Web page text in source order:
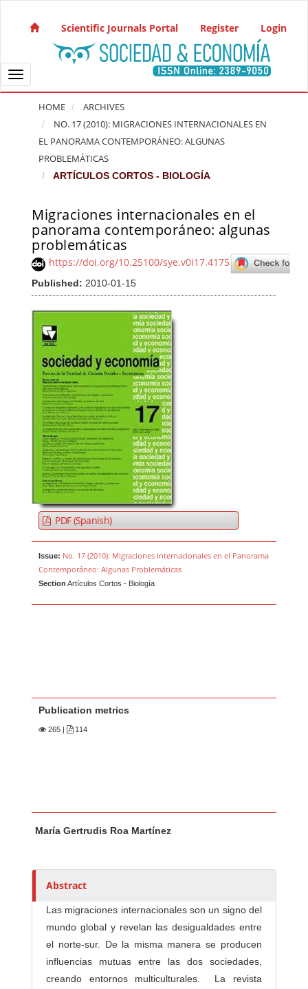
Main Navigation
Main Content
Sidebar
Scientific Journals Portal Register Login
Toggle navigation
HOME
ARCHIVES
NO. 17 (2010): MIGRACIONES INTERNACIONALES EN
EL PANORAMA CONTEMPORÁNEO: ALGUNAS
PROBLEMÁTICAS
ARTÍCULOS CORTOS - BIOLOGÍA
Migraciones internacionales en el
panorama contemporáneo: algunas
problemáticas
https://doi.org/10.25100/sye.v0i17.4175
Published: 2010-01-15
Article Sidebar
PDF (Spanish)
Issue: No. 17 (2010): Migraciones Internacionales en el Panorama
Contemporáneo: Algunas Problemáticas
Section Artículos Cortos - Biología
Publication metrics
265 114
u
h
r
María Gertrudis Roa Martínez
Abstract
Las migraciones internacionales son un signo del
mundo global y revelan las desigualdades entre
el norte-sur. De la misma manera se producen
influencias mutuas entre las dos sociedades,
creando entornos multiculturales. La revista